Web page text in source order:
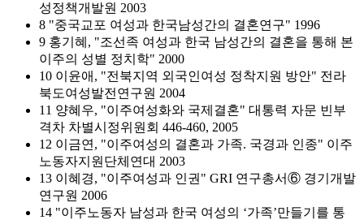
성정책개발원 2003
8 "중국교포 여성과 한국남성간의 결혼연구" 1996
9 홍기혜, "조선족 여성과 한국 남성간의 결혼을 통해 본
이주의 성별 정치학" 2000
10 이윤애, "전북지역 외국인여성 정착지원 방안" 전라
북도여성발전연구원 2004
11 양혜우, "이주여성화와 국제결혼" 대통력 자문 빈부
격차 차별시정위원회 446-460, 2005
12 이금연, "이주여성의 결혼과 가족. 국경과 인종" 이주
노동자지원단체연대 2003
13 이혜경, "이주여성과 인권" GRI 연구총서⑥ 경기개발
연구원 2006
14 "이주노동자 남성과 한국 여성의 ‘가족’만들기를 통